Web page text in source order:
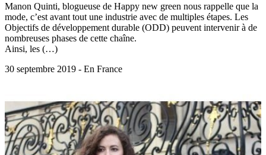
Manon Quinti, blogueuse de Happy new green nous rappelle que la
mode, c’est avant tout une industrie avec de multiples étapes. Les
Objectifs de développement durable (ODD) peuvent intervenir à de
nombreuses phases de cette chaîne.
Ainsi, les (…)
30 septembre 2019 - En France